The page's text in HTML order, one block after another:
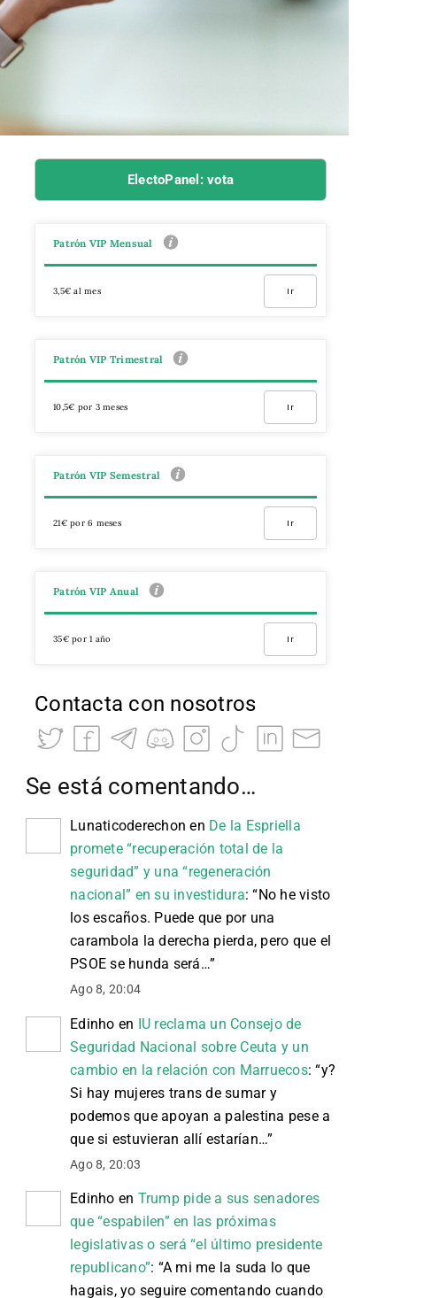
ElectoPanel: vota
Patrón VIP Mensual
3,5€ al mes Ir
Patrón VIP Trimestral
10,5€ por 3 meses Ir
Patrón VIP Semestral
21€ por 6 meses Ir
Patrón VIP Anual
35€ por 1 año Ir
Contacta con nosotros
Se está comentando…
Lunaticoderechon en De la Espriella
promete “recuperación total de la
seguridad” y una “regeneración
nacional” en su investidura: “No he visto
los escaños. Puede que por una
carambola la derecha pierda, pero que el
PSOE se hunda será…”
Ago 8, 20:04
Edinho en IU reclama un Consejo de
Seguridad Nacional sobre Ceuta y un
cambio en la relación con Marruecos: “y?
Si hay mujeres trans de sumar y
podemos que apoyan a palestina pese a
que si estuvieran allí estarían…”
Ago 8, 20:03
Edinho en Trump pide a sus senadores
que “espabilen” en las próximas
legislativas o será “el último presidente
republicano”: “A mi me la suda lo que
hagais, yo seguire comentando cuando